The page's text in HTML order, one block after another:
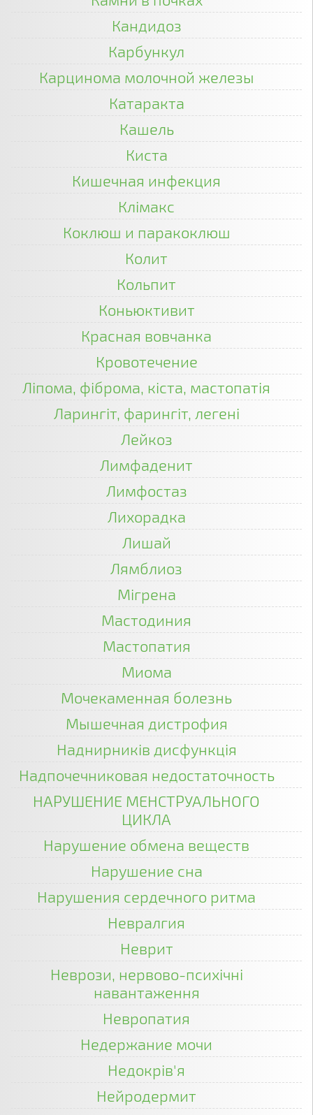
Кандидоз
Карбункул
Карцинома молочной железы
Катаракта
Кашель
Киста
Кишечная инфекция
Клімакс
Коклюш и паракоклюш
Колит
Кольпит
Коньюктивит
Красная вовчанка
Кровотечение
Ліпома, фіброма, кіста, мастопатія
Ларингіт, фарингіт, легені
Лейкоз
Лимфаденит
Лимфостаз
Лихорадка
Лишай
Лямблиоз
Мігрена
Мастодиния
Мастопатия
Миома
Мочекаменная болезнь
Мышечная дистрофия
Наднирників дисфункція
Надпочечниковая недостаточность
НАРУШЕНИЕ МЕНСТРУАЛЬНОГО
ЦИКЛА
Нарушение обмена веществ
Нарушение сна
Нарушения сердечного ритма
Невралгия
Неврит
Неврози, нервово-психічні
навантаження
Невропатия
Недержание мочи
Недокрів'я
Нейродермит